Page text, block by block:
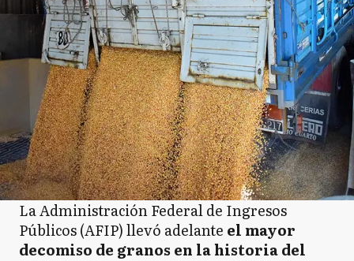
La Administración Federal de Ingresos
Públicos (AFIP) llevó adelante el mayor
decomiso de granos en la historia del